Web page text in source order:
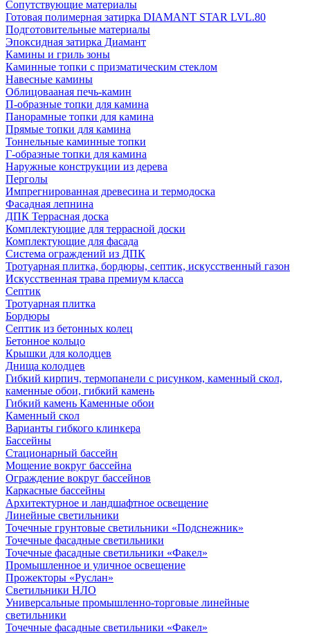
Сопутствующие материалы
Готовая полимерная затирка DIAMANT STAR LVL.80
Подготовительные материалы
Эпоксидная затирка Диамант
Камины и гриль зоны
Каминные топки с призматическим стеклом
Навесные камины
Облицовааная печь-камин
П-образные топки для камина
Панорамные топки для камина
Прямые топки для камина
Тоннельные каминные топки
Г-образные топки для камина
Наружные конструкции из дерева
Перголы
Импрегнированная древесина и термодоска
Фасадная лепнина
ДПК Террасная доска
Комплектующие для террасной доски
Комплектующие для фасада
Система ограждений из ДПК
Тротуарная плитка, бордюры, септик, искусственный газон
Искусственная трава премиум класса
Септик
Тротуарная плитка
Бордюры
Септик из бетонных колец
Бетонное кольцо
Крышки для колодцев
Днища колодцев
Гибкий кирпич, термопанели с рисунком, каменный скол,
каменные обои, гибкий камень
Гибкий камень Каменные обои
Каменный скол
Варианты гибкого клинкера
Бассейны
Стационарный бассейн
Мощение вокруг бассейна
Ограждение вокруг бассейнов
Каркасные бассейны
Архитектурное и ландшафтное освещение
Линейные светильники
Точечные грунтовые светильники «Подснежник»
Точечные фасадные светильники
Точечные фасадные светильники «Факел»
Промышленное и уличное освещение
Прожекторы «Руслан»
Светильники НЛО
Универсальные промышленно-торговые линейные
светильники
Точечные фасадные светильники «Факел»